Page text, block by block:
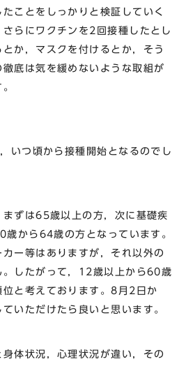
ことをしっかりと検証していく
らにワクチンを2回接種したとし
か，マスクを付けるとか，そう
底は気を緩めないような取組が
つ頃から接種開始となるのでし
ずは65歳以上の方，次に基礎疾
歳から64歳の方となっています。
ー等はありますが，それ以外の
。したがって，12歳以上から60歳
と考えております。8月2日か
いただけたら良いと思います。
体状況，心理状況が違い，その